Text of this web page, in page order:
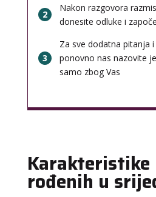
2
Nakon razgovora
donesite odluke i
3
Za sve dodatna pitanja
ponovno nas nazovite
samo zbog Vas
rođenih u